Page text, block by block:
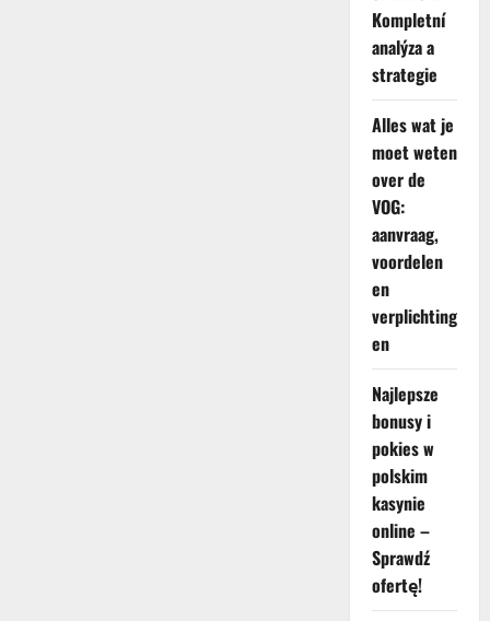
Kompletní
analýza a
strategie
Alles wat je
moet weten
over de
VOG:
aanvraag,
voordelen
en
verplichting
en
Najlepsze
bonusy i
pokies w
polskim
kasynie
online –
Sprawdź
ofertę!